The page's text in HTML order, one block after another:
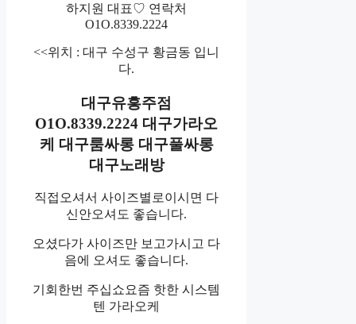
하지원 대표♡ 연락처
O1O.8339.2224
<<위치 : 대구 수성구 황금동 입니
다.
대구유흥주점
O1O.8339.2224 대구가라오
케 대구룸싸롱 대구풀싸롱
대구노래방
직접오셔서 사이즈별로이시면 다
신안오셔도 좋습니다.
오셨다가 사이즈만 보고가시고 다
음에 오셔도 좋습니다.
기회한번 주십쇼요즘 핫한 시스템
텐 가라오케